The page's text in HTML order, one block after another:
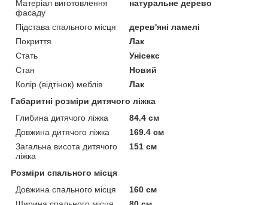
Матеріал виготовлення
фасаду
натуральне дерево
Підстава спального місця
дерев'яні ламелі
Покриття
Лак
Стать
Унісекс
Стан
Новий
Колір (відтінок) меблів
Лак
Габаритні розміри дитячого ліжка
Глибина дитячого ліжка
84.4 см
Довжина дитячого ліжка
169.4 см
Загальна висота дитячого
ліжка
151 см
Розміри спального місця
Довжина спального місця
160 см